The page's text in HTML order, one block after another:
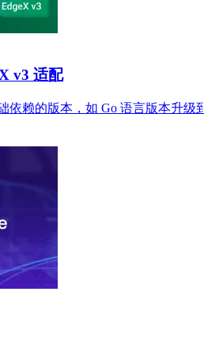
v3 适配
赖的版本，如 Go 语言版本升级